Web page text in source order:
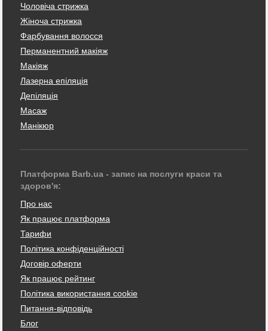
Чоловіча стрижка
Жіноча стрижка
Фарбування волосся
Перманентний макіяж
Макіяж
Лазерна епіляція
Депіляція
Масаж
Манікюр
Платформа Barb.ua - запис на послуги краси та
здоров'я:
Про нас
Як працює платформа
Тарифи
Політика конфіденційності
Договір оферти
Як працює рейтинг
Політика використання cookie
Питання-відповідь
Блог